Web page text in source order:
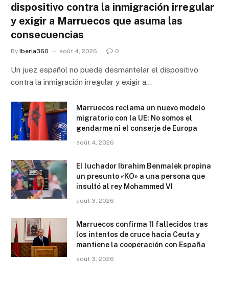
dispositivo contra la inmigración irregular
y exigir a Marruecos que asuma las
consecuencias
By Iberia360 août 4, 2026 0
Un juez español no puede desmantelar el dispositivo
contra la inmigración irregular y exigir a…
Marruecos reclama un nuevo modelo
migratorio con la UE: No somos el
gendarme ni el conserje de Europa
août 4, 2026
El luchador Ibrahim Benmalek propina
un presunto «KO» a una persona que
insultó al rey Mohammed VI
août 3, 2026
Marruecos confirma 11 fallecidos tras
los intentos de cruce hacia Ceuta y
mantiene la cooperación con España
août 3, 2026